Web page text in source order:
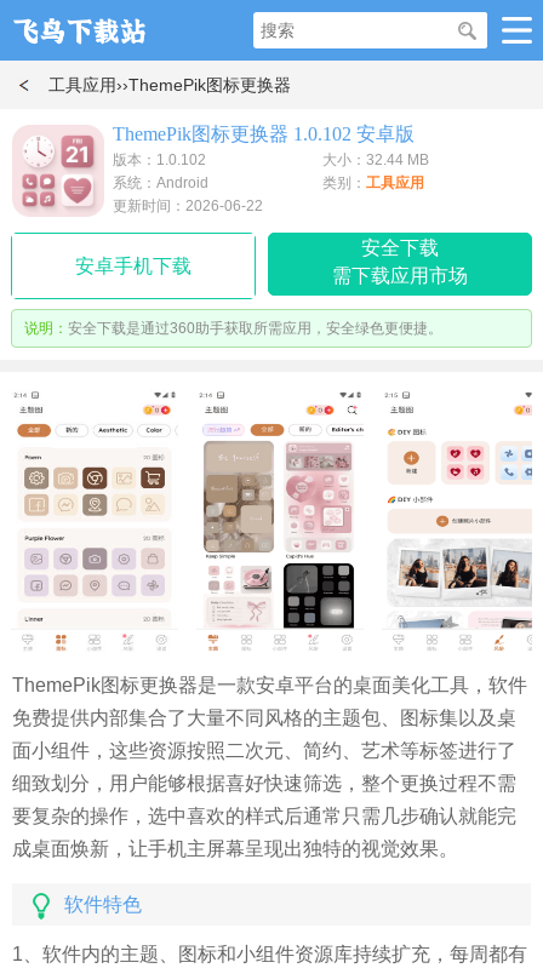
工具应用››ThemePik图标更换器
ThemePik图标更换器 1.0.102 安卓版
版本：1.0.102
大小：32.44 MB
系统：Android
类别： 工具应用
更新时间：2026-06-22
安卓手机下载
安全下载
需下载应用市场
说明： 安全下载是通过360助手获取所需应用，安全绿色更便捷。
ThemePik图标更换器是一款安卓平台的桌面美化工具，软件
免费提供内部集合了大量不同风格的主题包、图标集以及桌
面小组件，这些资源按照二次元、简约、艺术等标签进行了
细致划分，用户能够根据喜好快速筛选，整个更换过程不需
要复杂的操作，选中喜欢的样式后通常只需几步确认就能完
成桌面焕新，让手机主屏幕呈现出独特的视觉效果。
软件特色
1、软件内的主题、图标和小组件资源库持续扩充，每周都有